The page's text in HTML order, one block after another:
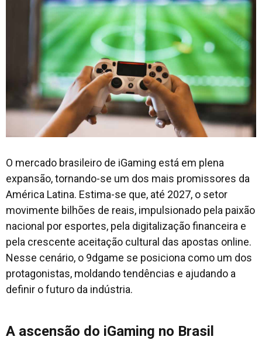
O mercado brasileiro de iGaming está em plena
expansão, tornando-se um dos mais promissores da
América Latina. Estima-se que, até 2027, o setor
movimente bilhões de reais, impulsionado pela paixão
nacional por esportes, pela digitalização financeira e
pela crescente aceitação cultural das apostas online.
Nesse cenário, o 9dgame se posiciona como um dos
protagonistas, moldando tendências e ajudando a
definir o futuro da indústria.
A ascensão do iGaming no Brasil